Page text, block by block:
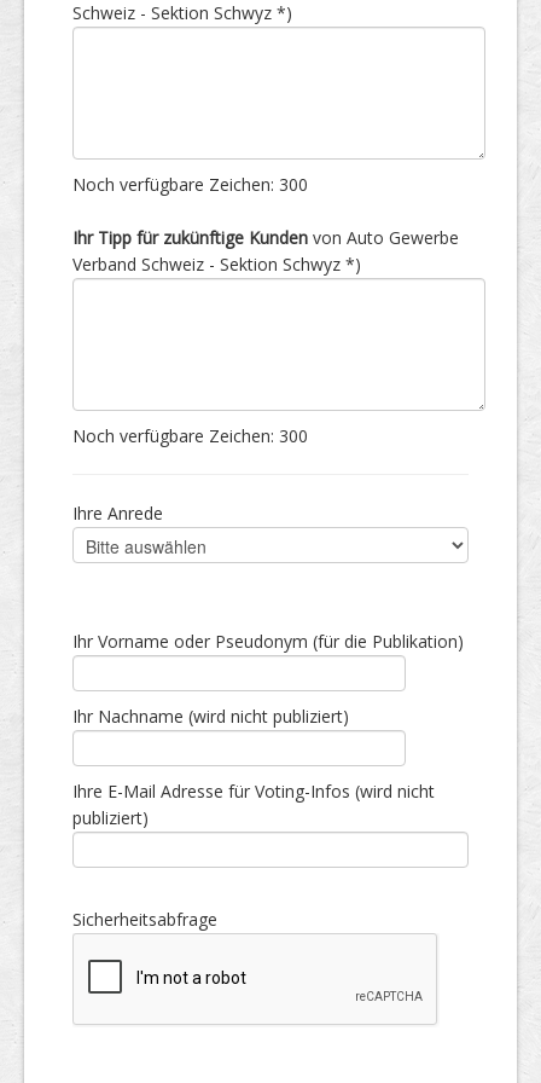
Schweiz - Sektion Schwyz *)
Noch verfügbare Zeichen: 300
Ihr Tipp für zukünftige Kunden von Auto Gewerbe
Verband Schweiz - Sektion Schwyz *)
Noch verfügbare Zeichen: 300
Ihre Anrede
Ihr Vorname oder Pseudonym (für die Publikation)
Ihr Nachname (wird nicht publiziert)
Ihre E-Mail Adresse für Voting-Infos (wird nicht
publiziert)
Sicherheitsabfrage